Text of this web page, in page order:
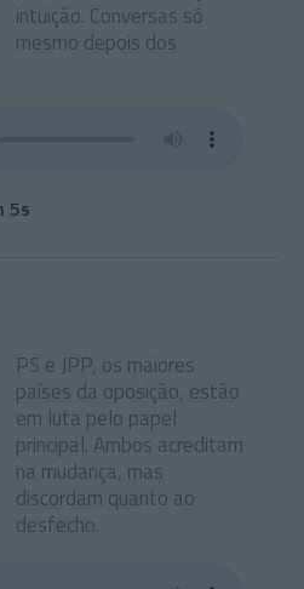
intuição. Conversas só
mesmo depois dos
5s
PS e JPP, os maiores
países da oposição, estão
em luta pelo papel
principal. Ambos acreditam
na mudança, mas
discordam quanto ao
desfecho.